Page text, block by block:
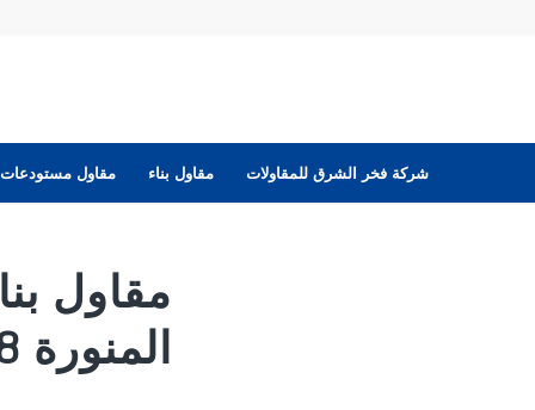
شركة فخر الشرق للمقاولات مقاول بناء مقاول مستودعات
مقاول
المنورة 0533819888 | 2026